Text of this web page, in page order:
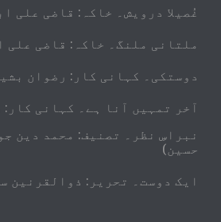
غُصیلا درویش۔ خاکہ: قاضی علی
ملتانی ملنگ۔ خاکہ: قاضی علی
دوستکی۔ کہانی کار: رضوان
آخر تمہیں آنا ہے۔ کہانی
نبراسِ نظر۔ تصنیف: محمد دین
حسین)
ایک دوست۔ تحریر: ذوالقرنین